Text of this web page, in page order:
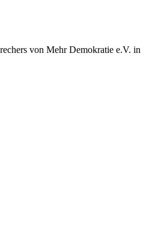
von Mehr Demokratie e.V. in